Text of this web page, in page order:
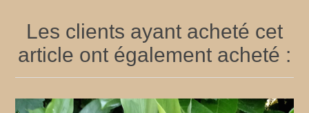
Les clients ayant acheté cet
article ont également acheté :